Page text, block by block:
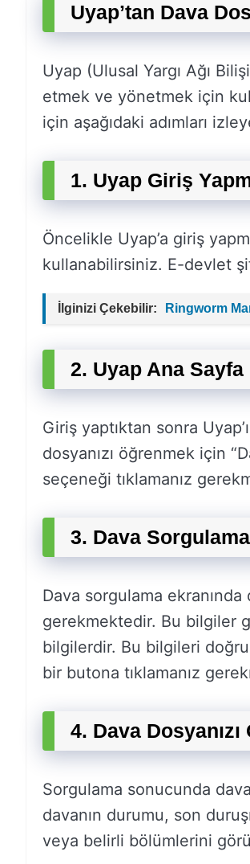
Uyapʼtan Dava
Uyap (Ulusal Yargı Ağı
etmek ve yönetmek için
için aşağıdaki adımları
1. Uyap Giriş
Öncelikle Uyap’a giriş
kullanabilirsiniz. E-devlet
İlginizi Çekebilir: Ringworm
2. Uyap Ana Sayfa
Giriş yaptıktan sonra
dosyanızı öğrenmek için
seçeneği tıklamanız
3. Dava
Dava sorgulama
gerekmektedir. Bu bilgiler
bilgilerdir. Bu bilgileri
bir butona tıklamanız
4. Dava Dosyanızı
Sorgulama sonucunda
davanın durumu, son
veya belirli bölümlerini